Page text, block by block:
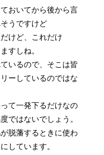
おいてから後から言
うですけど
けど、これだけ
すしね。
いるので、そこは皆
ーしているのではな
て一発下るだけなの
ではないでしょう。
脱藩するときに使わ
しています。